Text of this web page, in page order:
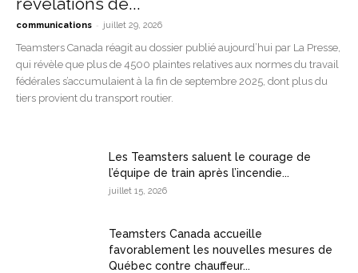
communications - juillet 29, 2026
Teamsters Canada réagit au dossier publié aujourd’hui par La Presse,
qui révèle que plus de 4500 plaintes relatives aux normes du travail
fédérales s’accumulaient à la fin de septembre 2025, dont plus du
tiers provient du transport routier.
Les Teamsters saluent le courage de
l’équipe de train après l’incendie...
juillet 15, 2026
Teamsters Canada accueille
favorablement les nouvelles mesures de
Québec contre chauffeur...